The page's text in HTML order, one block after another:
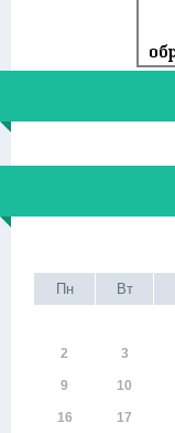
Пн
Вт
2 3
9 10
16 17